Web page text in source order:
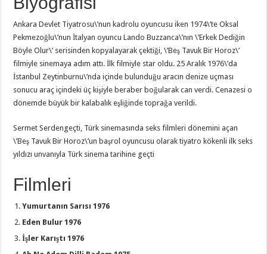
Ankara Devlet Tiyatrosu\’nun kadrolu oyuncusu iken 1974\’te Oksal
Pekmezoğlu\’nun İtalyan oyuncu Lando Buzzanca\’nın \’Erkek Dediğin
Böyle Olur\’ serisinden kopyalayarak çektiği, \’Beş Tavuk Bir Horoz\’
filmiyle sinemaya adım attı. İlk filmiyle star oldu. 25 Aralık 1976\’da
İstanbul Zeytinburnu\’nda içinde bulunduğu aracın denize uçması
sonucu araç içindeki üç kişiyle beraber boğularak can verdi. Cenazesi o
dönemde büyük bir kalabalık eşliğinde toprağa verildi.
Sermet Serdengeçti, Türk sinemasında seks filmleri dönemini açan
\’Beş Tavuk Bir Horoz\’un başrol oyuncusu olarak tiyatro kökenli ilk seks
yıldızı unvanıyla Türk sinema tarihine geçti
Filmleri
Yumurtanın Sarısı 1976
Eden Bulur 1976
İşler Karıştı 1976